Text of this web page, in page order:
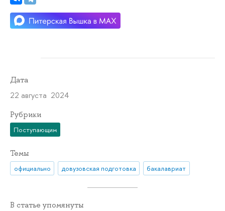
Дата
22 августа 2024
Рубрики
Поступающим
Темы
официально довузовская подготовка бакалавриат
В статье упомянуты